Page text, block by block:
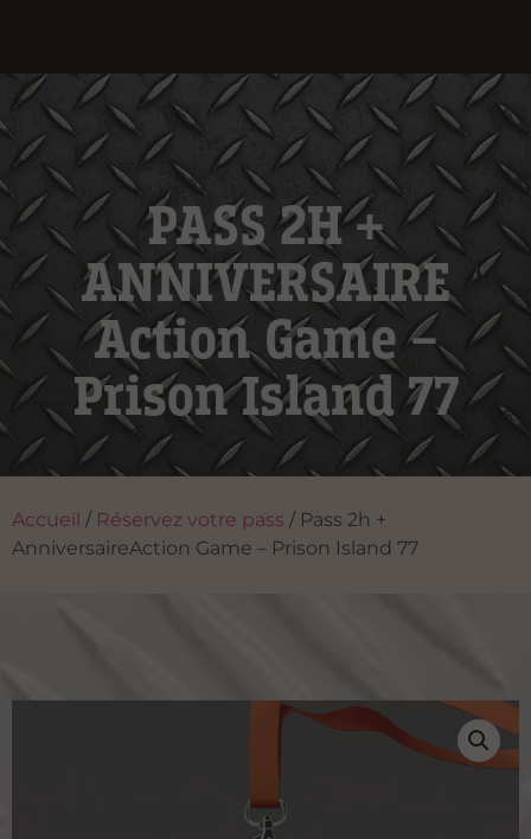
PASS 2H +
ANNIVERSAIRE
Action Game –
Prison Island 77
Accueil / Réservez votre pass / Pass 2h +
AnniversaireAction Game – Prison Island 77